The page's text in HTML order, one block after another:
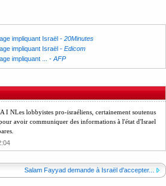
impliquant Israël- 20Minutes
impliquant Israël- Edicom
impliquant ...
- AFP
I NLes lobbyistes pro-israéliens, certainement soutenus
avoir communiquer des informations à l'état d'Israel
Salam Fayyad demande à Israël d'accepter...